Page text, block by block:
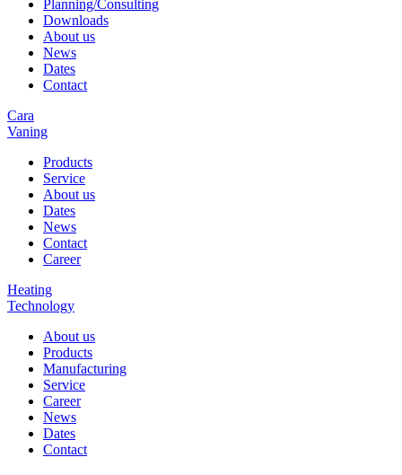
Planning/Consulting
Downloads
About us
News
Dates
Contact
Cara
Vaning
Products
Service
About us
Dates
News
Contact
Career
Heating
Technology
About us
Products
Manufacturing
Service
Career
News
Dates
Contact